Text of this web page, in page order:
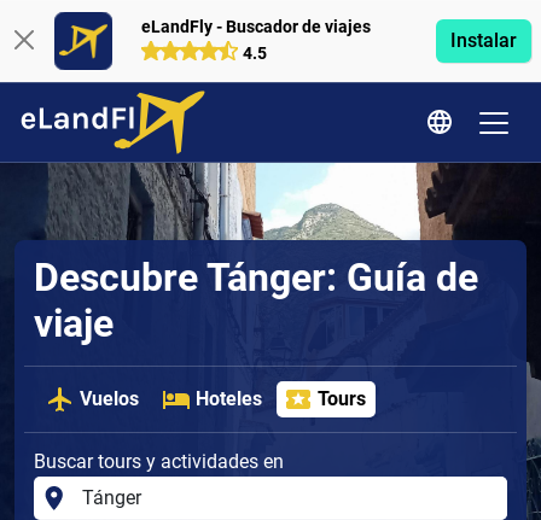
eLandFly - Buscador de viajes
4.5
Instalar
Descubre Tánger: Guía de
viaje
Vuelos Hoteles Tours
Buscar tours y actividades en